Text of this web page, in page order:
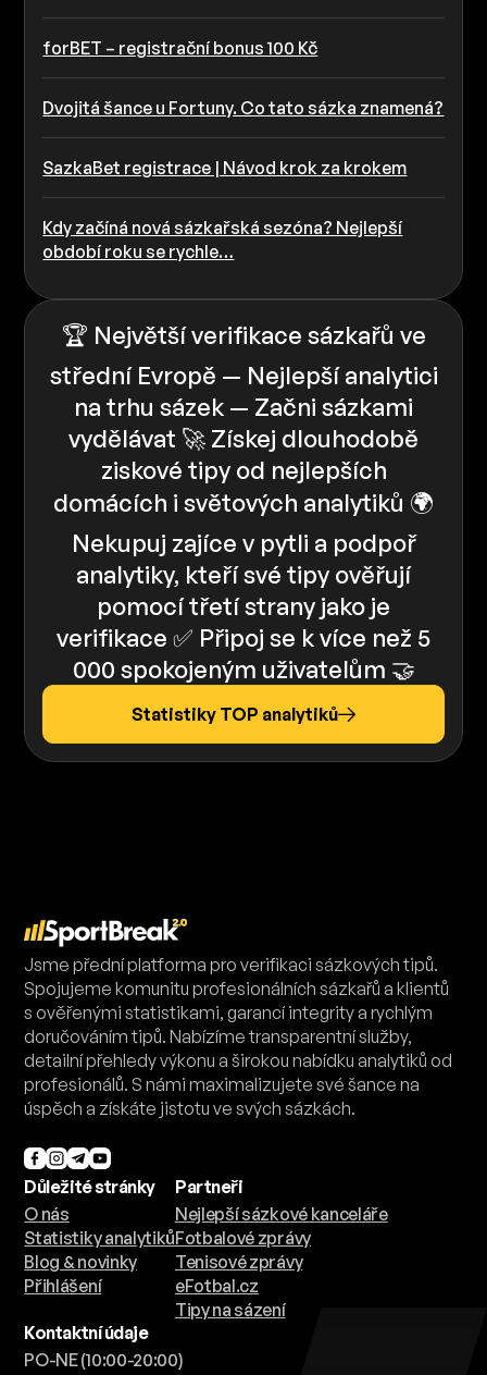
forBET – registrační bonus 100 Kč
Dvojitá šance u Fortuny. Co tato sázka znamená?
SazkaBet registrace | Návod krok za krokem
Kdy začíná nová sázkařská sezóna? Nejlepší
období roku se rychle…
🏆 Největší verifikace sázkařů ve
střední Evropě — Nejlepší analytici
na trhu sázek — Začni sázkami
vydělávat 🚀 Získej dlouhodobě
ziskové tipy od nejlepších
domácích i světových analytiků 🌍
Nekupuj zajíce v pytli a podpoř
analytiky, kteří své tipy ověřují
pomocí třetí strany jako je
verifikace ✅️️ Připoj se k více než 5
000 spokojeným uživatelům 🤝
Statistiky TOP analytiků
Jsme přední platforma pro verifikaci sázkových tipů.
Spojujeme komunitu profesionálních sázkařů a klientů
s ověřenými statistikami, garancí integrity a rychlým
doručováním tipů. Nabízíme transparentní služby,
detailní přehledy výkonu a širokou nabídku analytiků od
profesionálů. S námi maximalizujete své šance na
úspěch a získáte jistotu ve svých sázkách.
Důležité stránky
O nás
Statistiky analytiků
Blog & novinky
Přihlášení
Partneři
Nejlepší sázkové kanceláře
Fotbalové zprávy
Tenisové zprávy
eFotbal.cz
Tipy na sázení
Kontaktní údaje
PO-NE (10:00-20:00)